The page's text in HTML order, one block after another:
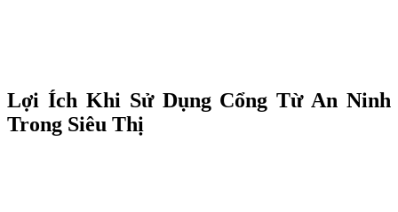
Lợi Ích Khi Sử Dụng Cổng Từ An Ninh
Trong Siêu Thị